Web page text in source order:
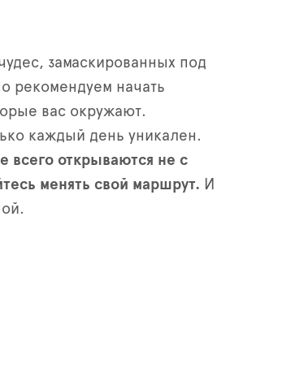
замаскированных под
рекомендуем начать
вас окружают.
каждый день уникален.
всего открываются не с
менять свой маршрут. И